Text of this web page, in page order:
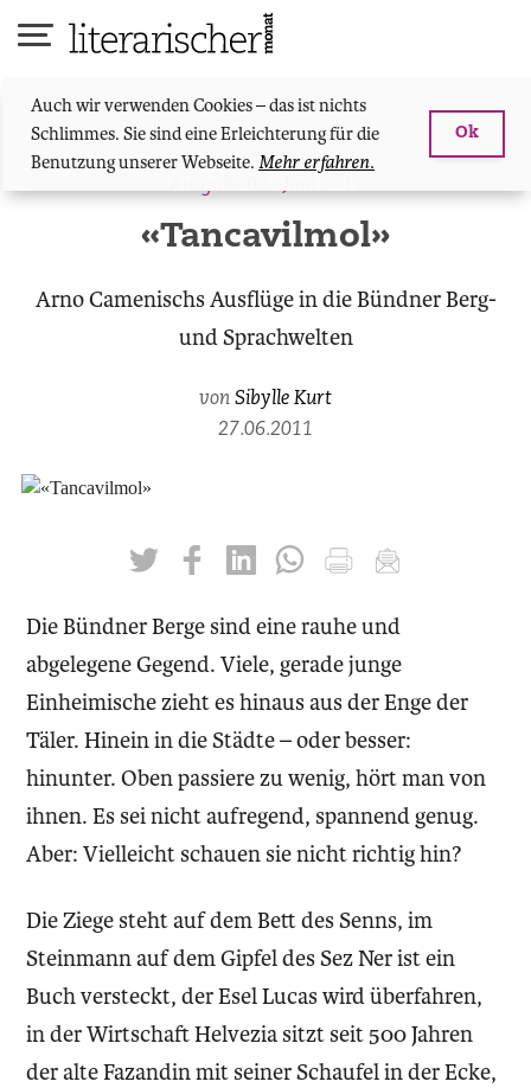
Auch wir verwenden Cookies – das ist nichts
Schlimmes. Sie sind eine Erleichterung für die
Benutzung unserer Webseite. Mehr erfahren.
Ok
Essay
«Tancavilmol»
Arno Camenischs Ausflüge in die Bündner Berg-
und Sprachwelten
von Sibylle Kurt
27.06.2011
twittern liken teilen teilen drucken
Die Bündner Berge sind eine rauhe und
abgelegene Gegend. Viele, gerade junge
Einheimische zieht es hinaus aus der Enge der
Täler. Hinein in die Städte – oder besser:
hinunter. Oben passiere zu wenig, hört man von
ihnen. Es sei nicht aufregend, spannend genug.
Aber: Vielleicht schauen sie nicht richtig hin?
Die Ziege steht auf dem Bett des Senns, im
Steinmann auf dem Gipfel des Sez Ner ist ein
Buch versteckt, der Esel Lucas wird überfahren,
in der Wirtschaft Helvezia sitzt seit 500 Jahren
der alte Fazandin mit seiner Schaufel in der Ecke,